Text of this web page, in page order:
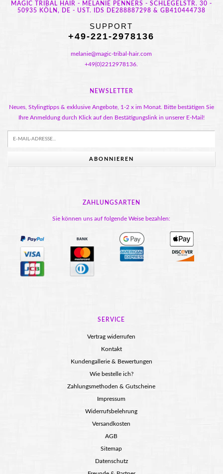
MAGIC TRIBAL HAIR - MELANIE PENNERS - SCHLEGELSTR. 30 -
50935 KÖLN, DE - UST. IDS DE288887298 & GB410444738
SUPPORT
+49-221-2978136
melanie@magic-tribal-hair.com
+49(0)2212978136.
NEWSLETTER
Neues, Stylingtipps & exklusive Angebote, 1-2 x im Monat. Bitte bestätigen Sie
Ihre Anmeldung durch Klick auf den Bestätigungslink in unserer E-Mail!
ABONNIEREN
ZAHLUNGSARTEN
Sie können uns auf folgende Weise bezahlen:
SERVICE
Vertrag widerrufen
Kontakt
Kundengallerie & Bewertungen
Wie bestelle ich?
Zahlungsmethoden & Gutscheine
Impressum
Widerrufsbelehrung
Versandkosten
AGB
Sitemap
Datenschutz